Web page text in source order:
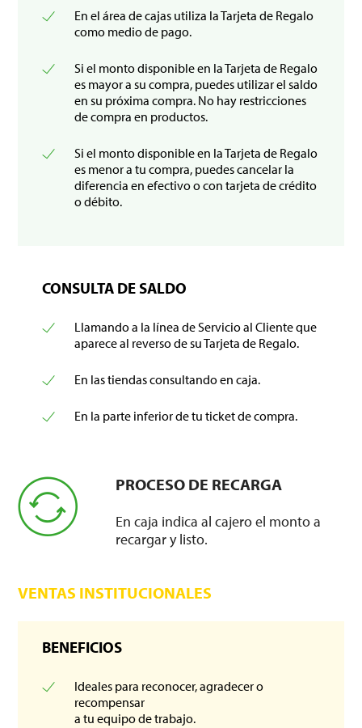
En el área de cajas utiliza la Tarjeta de Regalo
como medio de pago.
Si el monto disponible en la Tarjeta de Regalo
es mayor a su compra, puedes utilizar el saldo
en su próxima compra. No hay restricciones
de compra en productos.
Si el monto disponible en la Tarjeta de Regalo
es menor a tu compra, puedes cancelar la
diferencia en efectivo o con tarjeta de crédito
o débito.
CONSULTA DE SALDO
Llamando a la línea de Servicio al Cliente que
aparece al reverso de su Tarjeta de Regalo.
En las tiendas consultando en caja.
En la parte inferior de tu ticket de compra.
PROCESO DE RECARGA
En caja indica al cajero el monto a
recargar y listo.
VENTAS INSTITUCIONALES
BENEFICIOS
Ideales para reconocer, agradecer o
recompensar
a tu equipo de trabajo.